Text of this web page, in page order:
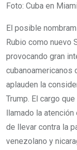
Foto: Cuba en Miami
El posible
Rubio como nuevo
provocando gran
cubanoamericanos
aplauden la
Trump. El cargo
llamado la
de llevar contra la
venezolano y